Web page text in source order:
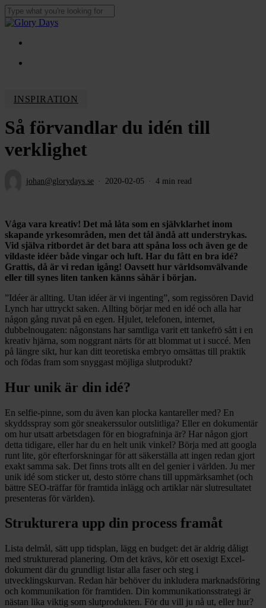
Skip
to
content
Close
Menu
INSPIRATION
Så förvandlar du idén till
verklighet
johan@glorydays.se 2020-02-05 4 min read
Våga vara kreativ! Det må låta som en självklarhet inom
skapande yrkesområden, men det tål ändå att understrykas.
Vid själva ritbordet är det bara att spåna loss och även ge de
vildaste idéer både vingar och luft. Har du fått en bra idé?
Grattis, då är vi redan igång! Oavsett hur världsomvälvande
eller till synes liten tanken känns såhär i början.
”Idéer är allting. Utan idéer är vi ingenting”, som regissören David
Lynch har uttryckt saken. Allting börjar med en idé och alla har
någon gång ruvat på en egen. Hjulet, telefonen, internet,
dubbelnougaten: någonstans har samtliga varit ett tankefrö sått i en
kreativ hjärna, som noggrant närts för att blommat ut i succé. Men
på längre sikt, hur kan ditt teoretiska embryo omsättas till praktik
och födas fram som snyggast möjliga slutprodukt?
Hur unik är din idé?
En selfie-pinne, som du även kan plocka kantareller med? En
skyddsspray som gör sneakerssulor outslitliga? Eller en dokumentär
om hur utsatt arbetsdagen för en biografninja är? Har någon gjort
detta tidigare, eller har du en helt unik vinkel? Börja med att googla
runt lite, gör efterforskningar för att säkerställa att ingen redan gjort
exakt samma sak. Det finns trots allt en del genier i världen. Ju mer
unik idé som sticker ut, desto större chans till uppmärksamhet (och
bättre SEO-träffar för framtida inlägg och artiklar när slutresultatet
presenteras för världen).
Strukturera upp din process framåt
Lista delmål, sätt upp tidsplan, lägg en budget: det är aldrig dåligt
med strukturerad planering. Om det krävs, kör ett osexigt Excel-
dokument där du grundligt listar alla faser och steg i
utvecklingskurvan. Redan här behöver du inkludera marknadsföring
och kommunikation för framtiden. Din kommunikationsstrategi är
nästan lika viktig som slutprodukten. För du vill ju nå ut, eller hur?